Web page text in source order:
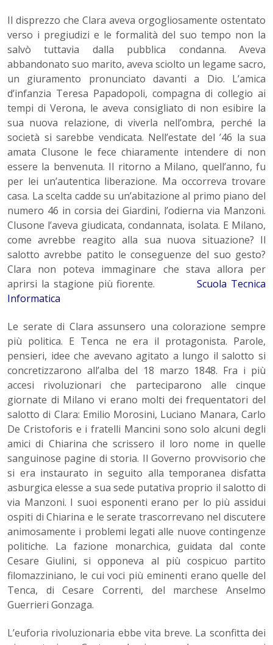
Il disprezzo che Clara aveva orgogliosamente ostentato
verso i pregiudizi e le formalità del suo tempo non la
salvò tuttavia dalla pubblica condanna. Aveva
abbandonato suo marito, aveva sciolto un legame sacro,
un giuramento pronunciato davanti a Dio. L’amica
d’infanzia Teresa Papadopoli, compagna di collegio ai
tempi di Verona, le aveva consigliato di non esibire la
sua nuova relazione, di viverla nell’ombra, perché la
società si sarebbe vendicata. Nell’estate del ’46 la sua
amata Clusone le fece chiaramente intendere di non
essere la benvenuta. Il ritorno a Milano, quell’anno, fu
per lei un’autentica liberazione. Ma occorreva trovare
casa. La scelta cadde su un’abitazione al primo piano del
numero 46 in corsia dei Giardini, l’odierna via Manzoni.
Clusone l’aveva giudicata, condannata, isolata. E Milano,
come avrebbe reagito alla sua nuova situazione? Il
salotto avrebbe patito le conseguenze del suo gesto?
Clara non poteva immaginare che stava allora per
aprirsi la stagione più fiorente.
Scuola Tecnica
Informatica
Le serate di Clara assunsero una colorazione sempre
più politica. E Tenca ne era il protagonista. Parole,
pensieri, idee che avevano agitato a lungo il salotto si
concretizzarono all’alba del 18 marzo 1848. Fra i più
accesi rivoluzionari che parteciparono alle cinque
giornate di Milano vi erano molti dei frequentatori del
salotto di Clara: Emilio Morosini, Luciano Manara, Carlo
De Cristoforis e i fratelli Mancini sono solo alcuni degli
amici di Chiarina che scrissero il loro nome in quelle
sanguinose pagine di storia. Il Governo provvisorio che
si era instaurato in seguito alla temporanea disfatta
asburgica elesse a sua sede putativa proprio il salotto di
via Manzoni. I suoi esponenti erano per lo più assidui
ospiti di Chiarina e le serate trascorrevano nel discutere
animosamente i problemi legati alle nuove contingenze
politiche. La fazione monarchica, guidata dal conte
Cesare Giulini, si opponeva al più cospicuo partito
filomazziniano, le cui voci più eminenti erano quelle del
Tenca, di Cesare Correnti, del marchese Anselmo
Guerrieri Gonzaga.
L’euforia rivoluzionaria ebbe vita breve. La sconfitta dei